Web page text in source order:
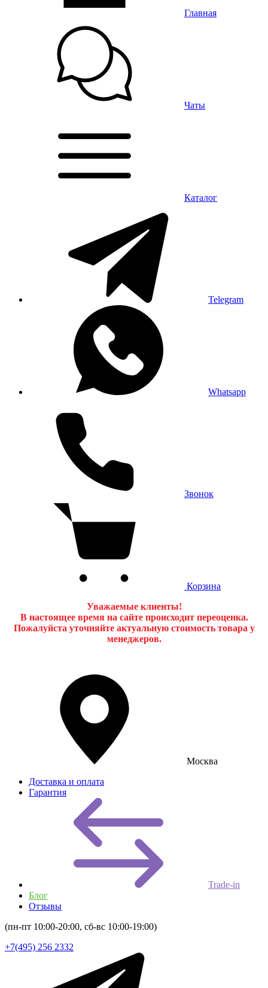
Главная
Чаты
Каталог
Telegram
Whatsapp
Звонок
Корзина
Уважаемые клиенты!
В настоящее время на сайте происходит переоценка.
Пожалуйста уточняйте актуальную стоимость товара у
менеджеров.
Москва
Доставка и оплата
Гарантия
Trade-in
Блог
Отзывы
(пн-пт 10:00-20:00, сб-вс 10:00-19:00)
+7(495) 256 2332